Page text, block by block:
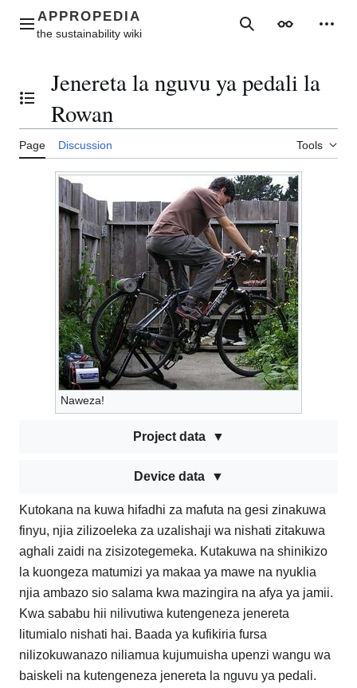
contentMain menu SearchAppearance
Toggle the table of contents
Jenereta la nguvu ya pedali la
Rowan
Page Discussion Tools
Naweza!
Project data
Device data
Kutokana na kuwa hifadhi za mafuta na gesi zinakuwa
finyu, njia zilizoeleka za uzalishaji wa nishati zitakuwa
aghali zaidi na zisizotegemeka. Kutakuwa na shinikizo
la kuongeza matumizi ya makaa ya mawe na nyuklia
njia ambazo sio salama kwa mazingira na afya ya jamii.
Kwa sababu hii nilivutiwa kutengeneza jenereta
litumialo nishati hai. Baada ya kufikiria fursa
nilizokuwanazo niliamua kujumuisha upenzi wangu wa
baiskeli na kutengeneza jenereta la nguvu ya pedali.